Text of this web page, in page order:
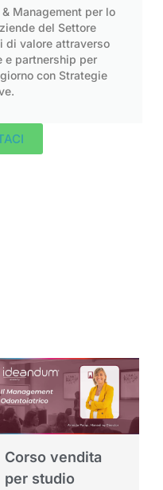
Management per lo
del Settore
di valore attraverso
e partnership per
con Strategie
Corso vendita
per studio